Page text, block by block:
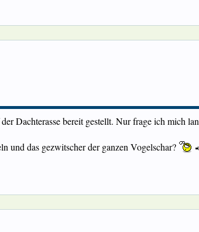
Dachterasse bereit gestellt. Nur frage ich mich
und das gezwitscher der ganzen Vogelschar?